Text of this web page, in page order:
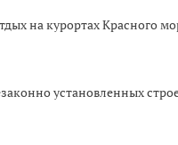
на курортах Красного
установленных